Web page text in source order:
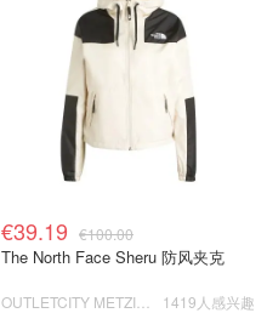
€39.19 €100.00
The North Face Sheru 防风夹克
1419人感兴趣